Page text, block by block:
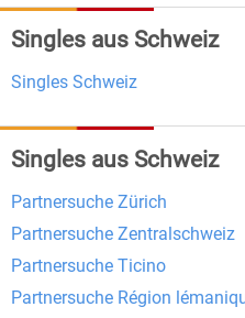
Kundendienst: Der
kompetent Rede und
unterschiedliche
Singles aus Schweiz
Singles Schweiz
Singles aus Schweiz
Partnersuche Zürich
Partnersuche Zentralschweiz
Partnersuche Ticino
Partnersuche Région